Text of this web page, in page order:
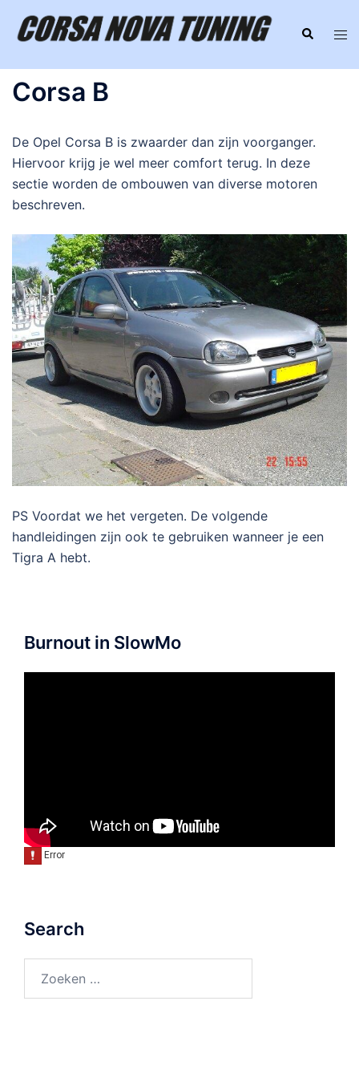
naar
inhoud
Zoeken
Corsa B
De Opel Corsa B is zwaarder dan zijn voorganger.
Hiervoor krijg je wel meer comfort terug. In deze
sectie worden de ombouwen van diverse motoren
beschreven.
PS Voordat we het vergeten. De volgende
handleidingen zijn ook te gebruiken wanneer je een
Tigra A hebt.
Burnout in SlowMo
Search